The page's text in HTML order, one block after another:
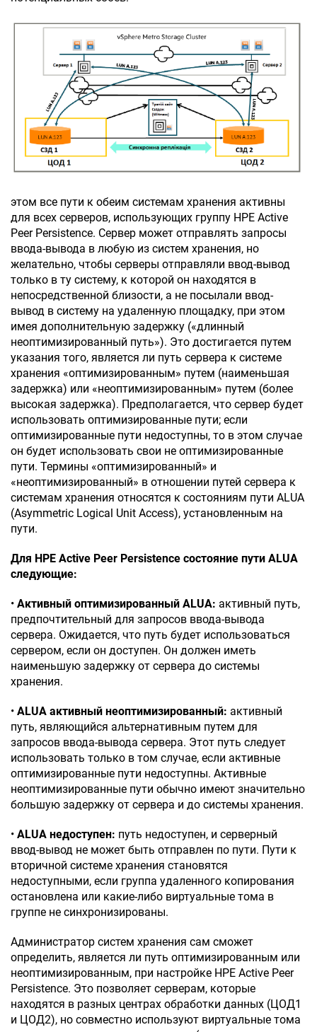
этом все пути к обеим системам хранения активны
для всех серверов, использующих группу HPE Active
Peer Persistence. Сервер может отправлять запросы
ввода-вывода в любую из систем хранения, но
желательно, чтобы серверы отправляли ввод-вывод
только в ту систему, к которой он находятся в
непосредственной близости, а не посылали ввод-
вывод в систему на удаленную площадку, при этом
имея дополнительную задержку («длинный
неоптимизированный путь»). Это достигается путем
указания того, является ли путь сервера к системе
хранения «оптимизированным» путем (наименьшая
задержка) или «неоптимизированным» путем (более
высокая задержка). Предполагается, что сервер будет
использовать оптимизированные пути; если
оптимизированные пути недоступны, то в этом случае
он будет использовать свои не оптимизированные
пути. Термины «оптимизированный» и
«неоптимизированный» в отношении путей сервера к
системам хранения относятся к состояниям пути ALUA
(Asymmetric Logical Unit Access), установленным на
пути.
Для HPE Active Peer Persistence состояние пути ALUA
следующие:
• Активный оптимизированный ALUA: активный путь,
предпочтительный для запросов ввода-вывода
сервера. Ожидается, что путь будет использоваться
сервером, если он доступен. Он должен иметь
наименьшую задержку от сервера до системы
хранения.
• ALUA активный неоптимизированный: активный
путь, являющийся альтернативным путем для
запросов ввода-вывода сервера. Этот путь следует
использовать только в том случае, если активные
оптимизированные пути недоступны. Активные
неоптимизированные пути обычно имеют значительно
большую задержку от сервера и до системы хранения.
• ALUA недоступен: путь недоступен, и серверный
ввод-вывод не может быть отправлен по пути. Пути к
вторичной системе хранения становятся
недоступными, если группа удаленного копирования
остановлена или какие-либо виртуальные тома в
группе не синхронизированы.
Администратор систем хранения сам сможет
определить, является ли путь оптимизированным или
неоптимизированным, при настройке HPE Active Peer
Persistence. Это позволяет серверам, которые
находятся в разных центрах обработки данных (ЦОД1
и ЦОД2), но совместно используют виртуальные тома